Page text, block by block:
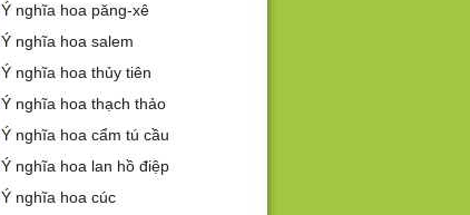
Ý nghĩa hoa păng-xê
Ý nghĩa hoa salem
Ý nghĩa hoa thủy tiên
Ý nghĩa hoa thạch thảo
Ý nghĩa hoa cẩm tú cầu
Ý nghĩa hoa lan hồ điệp
Ý nghĩa hoa cúc